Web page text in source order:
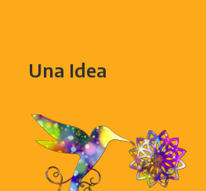
Una Idea